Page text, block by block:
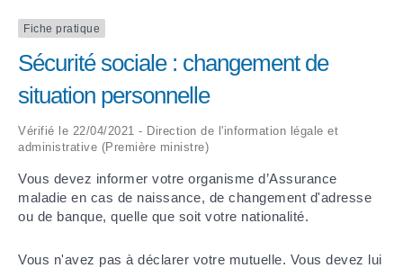
Fiche pratique
Sécurité sociale : changement de
situation personnelle
Vérifié le 22/04/2021 - Direction de l'information légale et
administrative (Première ministre)
Vous devez informer votre organisme d’Assurance
maladie en cas de naissance, de changement d'adresse
ou de banque, quelle que soit votre nationalité.
Vous n'avez pas à déclarer votre mutuelle. Vous devez lui
FICHE D'ORGANISATION MANIFESTATION
PLAN D'ACTION MUNICIPAL
ARRÊTÉS MUNICIPAUX
DÉLIBÉRATIONS